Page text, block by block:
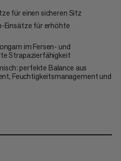
für einen sicheren Sitz
Einsätze für erhöhte
im Fersen- und
Strapazierfähigkeit
perfekte Balance aus
Feuchtigkeitsmanagement und